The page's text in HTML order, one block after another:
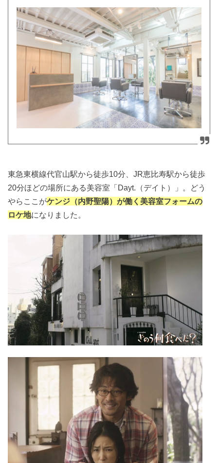
東急東横線代官山駅から徒歩10分、JR恵比寿駅から徒歩
20分ほどの場所にある美容室「Dayt.（デイト）」。どう
やらここがケンジ（内野聖陽）が働く美容室フォームの
ロケ地になりました。